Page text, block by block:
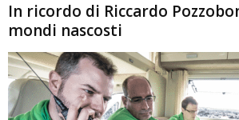
In ricordo di Riccardo
mondi nascosti